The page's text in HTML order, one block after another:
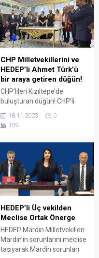
CHP Milletvekillerini ve
HEDEP’li Ahmet Türk’ü
bir araya getiren düğün!
CHP’lileri Kızıltepe’de
buluşturan düğün! CHP’li
Öncel’in düğünü, CHP ve
HEDEP heyetlerini
18.11.2023
0
109
HEDEP’li Üç vekilden
Meclise Ortak Önerge
HEDEP Mardin Milletvekilleri
Mardin’in sorunlarını meclise
taşıyarak Mardin sorunları